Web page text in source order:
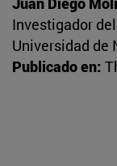
Investigador
Universidad de
Publicado en: